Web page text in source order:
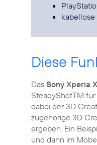
Diese
Das Sony Xperia
SteadyShotTM
dabei der 3D
zugehörige 3D
ergeben. Ein
und dann im